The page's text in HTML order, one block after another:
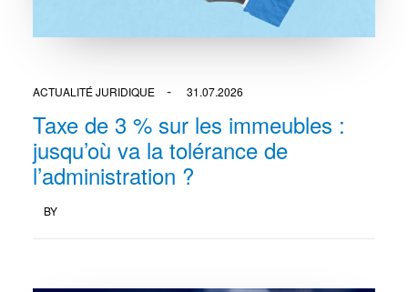
ACTUALITÉ JURIDIQUE 31.07.2026
Taxe de 3 % sur les immeubles :
jusqu’où va la tolérance de
l’administration ?
BY